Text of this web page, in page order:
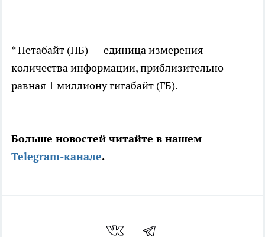
* Петабайт (ПБ) — единица измерения
количества информации, приблизительно
равная 1 миллиону гигабайт (ГБ).
Больше новостей читайте в нашем
Telegram-канале.